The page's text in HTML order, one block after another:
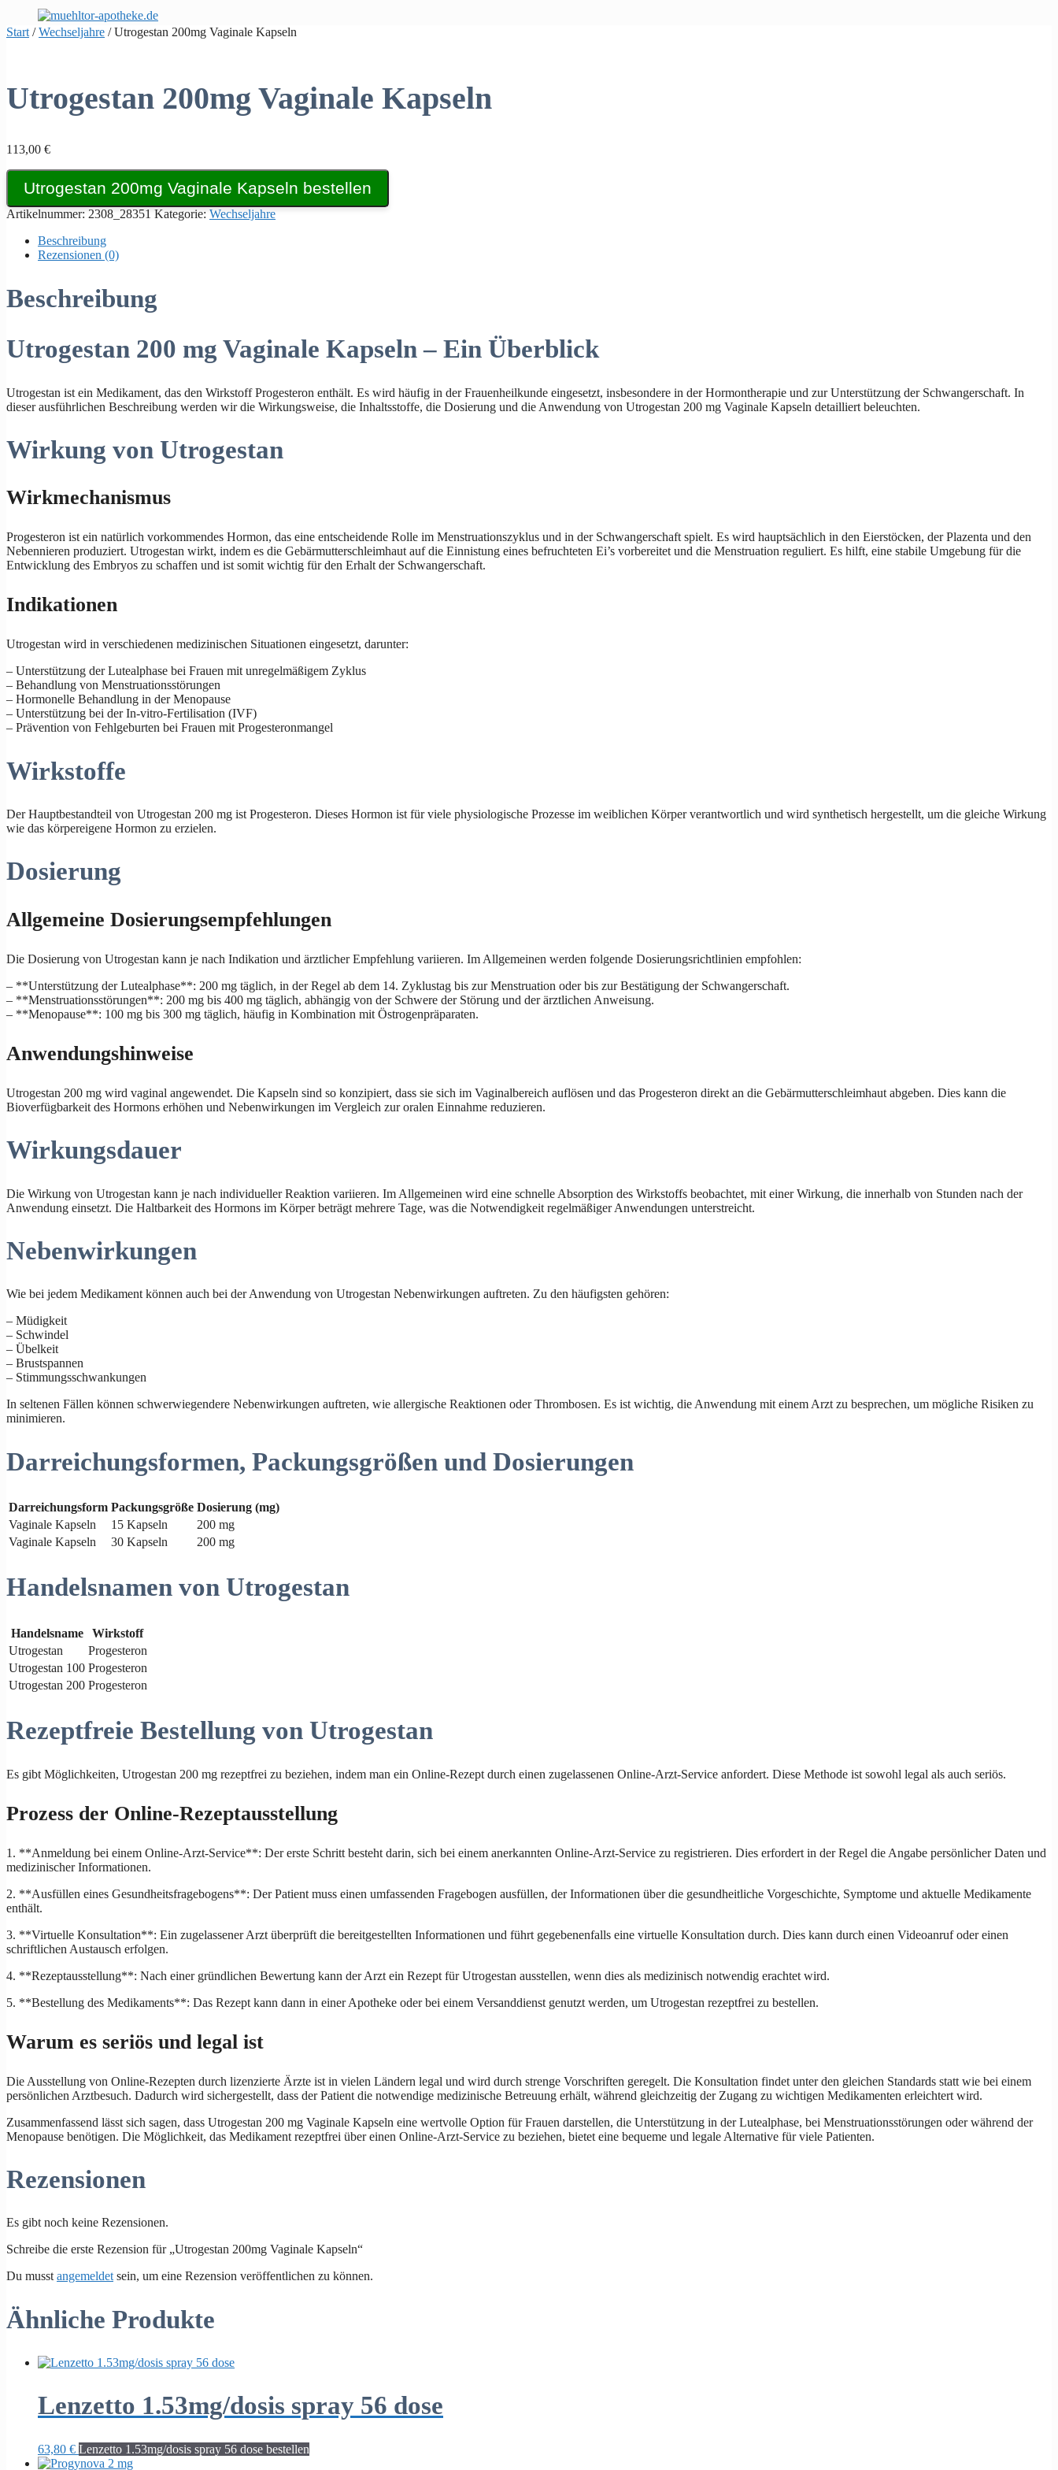
Inhalt
springen
Start /Wechseljahre / Utrogestan 200mg Vaginale Kapseln
Utrogestan 200mg Vaginale Kapseln
113,00 €
Utrogestan 200mg Vaginale Kapseln bestellen
Artikelnummer: 2308_28351 Kategorie: Wechseljahre
Beschreibung
Rezensionen (0)
Beschreibung
Utrogestan 200 mg Vaginale Kapseln – Ein Überblick
Utrogestan ist ein Medikament, das den Wirkstoff Progesteron enthält. Es wird häufig in der Frauenheilkunde eingesetzt, insbesondere in der Hormontherapie und zur Unterstützung der Schwangerschaft. In
dieser ausführlichen Beschreibung werden wir die Wirkungsweise, die Inhaltsstoffe, die Dosierung und die Anwendung von Utrogestan 200 mg Vaginale Kapseln detailliert beleuchten.
Wirkung von Utrogestan
Wirkmechanismus
Progesteron ist ein natürlich vorkommendes Hormon, das eine entscheidende Rolle im Menstruationszyklus und in der Schwangerschaft spielt. Es wird hauptsächlich in den Eierstöcken, der Plazenta und den
Nebennieren produziert. Utrogestan wirkt, indem es die Gebärmutterschleimhaut auf die Einnistung eines befruchteten Ei’s vorbereitet und die Menstruation reguliert. Es hilft, eine stabile Umgebung für die
Entwicklung des Embryos zu schaffen und ist somit wichtig für den Erhalt der Schwangerschaft.
Indikationen
Utrogestan wird in verschiedenen medizinischen Situationen eingesetzt, darunter:
– Unterstützung der Lutealphase bei Frauen mit unregelmäßigem Zyklus
– Behandlung von Menstruationsstörungen
– Hormonelle Behandlung in der Menopause
– Unterstützung bei der In-vitro-Fertilisation (IVF)
– Prävention von Fehlgeburten bei Frauen mit Progesteronmangel
Wirkstoffe
Der Hauptbestandteil von Utrogestan 200 mg ist Progesteron. Dieses Hormon ist für viele physiologische Prozesse im weiblichen Körper verantwortlich und wird synthetisch hergestellt, um die gleiche Wirkung
wie das körpereigene Hormon zu erzielen.
Dosierung
Allgemeine Dosierungsempfehlungen
Die Dosierung von Utrogestan kann je nach Indikation und ärztlicher Empfehlung variieren. Im Allgemeinen werden folgende Dosierungsrichtlinien empfohlen:
– **Unterstützung der Lutealphase**: 200 mg täglich, in der Regel ab dem 14. Zyklustag bis zur Menstruation oder bis zur Bestätigung der Schwangerschaft.
– **Menstruationsstörungen**: 200 mg bis 400 mg täglich, abhängig von der Schwere der Störung und der ärztlichen Anweisung.
– **Menopause**: 100 mg bis 300 mg täglich, häufig in Kombination mit Östrogenpräparaten.
Anwendungshinweise
Utrogestan 200 mg wird vaginal angewendet. Die Kapseln sind so konzipiert, dass sie sich im Vaginalbereich auflösen und das Progesteron direkt an die Gebärmutterschleimhaut abgeben. Dies kann die
Bioverfügbarkeit des Hormons erhöhen und Nebenwirkungen im Vergleich zur oralen Einnahme reduzieren.
Wirkungsdauer
Die Wirkung von Utrogestan kann je nach individueller Reaktion variieren. Im Allgemeinen wird eine schnelle Absorption des Wirkstoffs beobachtet, mit einer Wirkung, die innerhalb von Stunden nach der
Anwendung einsetzt. Die Haltbarkeit des Hormons im Körper beträgt mehrere Tage, was die Notwendigkeit regelmäßiger Anwendungen unterstreicht.
Nebenwirkungen
Wie bei jedem Medikament können auch bei der Anwendung von Utrogestan Nebenwirkungen auftreten. Zu den häufigsten gehören:
– Müdigkeit
– Schwindel
– Übelkeit
– Brustspannen
– Stimmungsschwankungen
In seltenen Fällen können schwerwiegendere Nebenwirkungen auftreten, wie allergische Reaktionen oder Thrombosen. Es ist wichtig, die Anwendung mit einem Arzt zu besprechen, um mögliche Risiken zu
minimieren.
Darreichungsformen, Packungsgrößen und Dosierungen
Darreichungsform Packungsgröße Dosierung (mg)
Vaginale Kapseln
15 Kapseln
200 mg
Vaginale Kapseln
30 Kapseln 200 mg
Handelsnamen von Utrogestan
Handelsname
Wirkstoff
Utrogestan
Progesteron
Utrogestan 100 Progesteron
Utrogestan 200 Progesteron
Rezeptfreie Bestellung von Utrogestan
Es gibt Möglichkeiten, Utrogestan 200 mg rezeptfrei zu beziehen, indem man ein Online-Rezept durch einen zugelassenen Online-Arzt-Service anfordert. Diese Methode ist sowohl legal als auch seriös.
Prozess der Online-Rezeptausstellung
1. **Anmeldung bei einem Online-Arzt-Service**: Der erste Schritt besteht darin, sich bei einem anerkannten Online-Arzt-Service zu registrieren. Dies erfordert in der Regel die Angabe persönlicher Daten und
medizinischer Informationen.
2. **Ausfüllen eines Gesundheitsfragebogens**: Der Patient muss einen umfassenden Fragebogen ausfüllen, der Informationen über die gesundheitliche Vorgeschichte, Symptome und aktuelle Medikamente
enthält.
3. **Virtuelle Konsultation**: Ein zugelassener Arzt überprüft die bereitgestellten Informationen und führt gegebenenfalls eine virtuelle Konsultation durch. Dies kann durch einen Videoanruf oder einen
schriftlichen Austausch erfolgen.
4. **Rezeptausstellung**: Nach einer gründlichen Bewertung kann der Arzt ein Rezept für Utrogestan ausstellen, wenn dies als medizinisch notwendig erachtet wird.
5. **Bestellung des Medikaments**: Das Rezept kann dann in einer Apotheke oder bei einem Versanddienst genutzt werden, um Utrogestan rezeptfrei zu bestellen.
Warum es seriös und legal ist
Die Ausstellung von Online-Rezepten durch lizenzierte Ärzte ist in vielen Ländern legal und wird durch strenge Vorschriften geregelt. Die Konsultation findet unter den gleichen Standards statt wie bei einem
persönlichen Arztbesuch. Dadurch wird sichergestellt, dass der Patient die notwendige medizinische Betreuung erhält, während gleichzeitig der Zugang zu wichtigen Medikamenten erleichtert wird.
Zusammenfassend lässt sich sagen, dass Utrogestan 200 mg Vaginale Kapseln eine wertvolle Option für Frauen darstellen, die Unterstützung in der Lutealphase, bei Menstruationsstörungen oder während der
Menopause benötigen. Die Möglichkeit, das Medikament rezeptfrei über einen Online-Arzt-Service zu beziehen, bietet eine bequeme und legale Alternative für viele Patienten.
Rezensionen
Es gibt noch keine Rezensionen.
Schreibe die erste Rezension für „Utrogestan 200mg Vaginale Kapseln“
Du musst angemeldet sein, um eine Rezension veröffentlichen zu können.
Ähnliche Produkte
Lenzetto 1.53mg/dosis spray 56 dose
63,80 € Lenzetto 1.53mg/dosis spray 56 dose bestellen